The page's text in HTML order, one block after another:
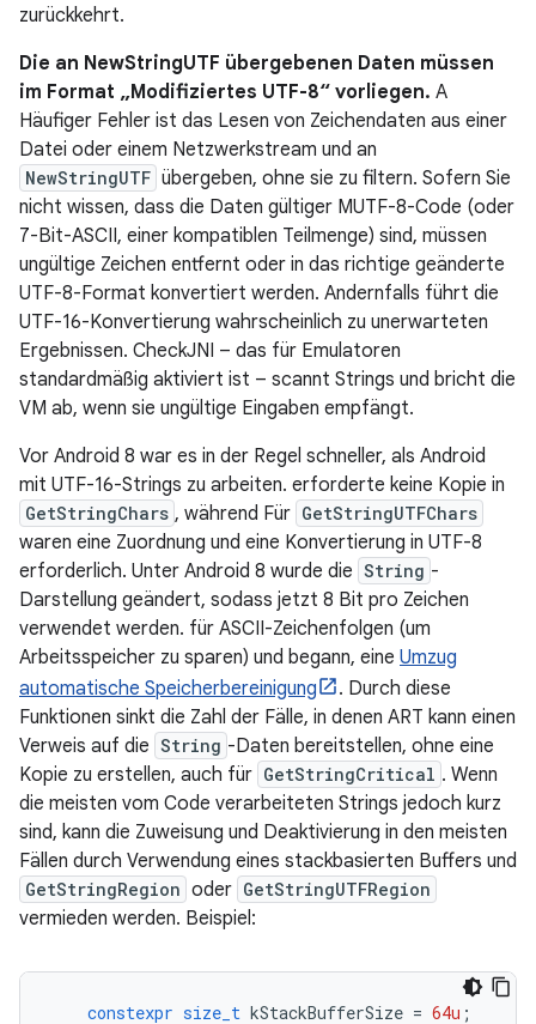
zurückkehrt.
Die an NewStringUTF übergebenen Daten müssen
im Format „Modifiziertes UTF-8“ vorliegen. A
Häufiger Fehler ist das Lesen von Zeichendaten aus einer
Datei oder einem Netzwerkstream und an
NewStringUTF übergeben, ohne sie zu filtern. Sofern Sie
nicht wissen, dass die Daten gültiger MUTF-8-Code (oder
7-Bit-ASCII, einer kompatiblen Teilmenge) sind, müssen
ungültige Zeichen entfernt oder in das richtige geänderte
UTF-8-Format konvertiert werden. Andernfalls führt die
UTF-16-Konvertierung wahrscheinlich zu unerwarteten
Ergebnissen. CheckJNI – das für Emulatoren
standardmäßig aktiviert ist – scannt Strings und bricht die
VM ab, wenn sie ungültige Eingaben empfängt.
Vor Android 8 war es in der Regel schneller, als Android
mit UTF-16-Strings zu arbeiten. erforderte keine Kopie in
GetStringChars , während Für GetStringUTFChars
waren eine Zuordnung und eine Konvertierung in UTF-8
erforderlich. Unter Android 8 wurde die String -
Darstellung geändert, sodass jetzt 8 Bit pro Zeichen
verwendet werden. für ASCII-Zeichenfolgen (um
Arbeitsspeicher zu sparen) und begann, eine Umzug
automatische Speicherbereinigung
. Durch diese
Funktionen sinkt die Zahl der Fälle, in denen ART kann einen
Verweis auf die String -Daten bereitstellen, ohne eine
Kopie zu erstellen, auch für GetStringCritical . Wenn
die meisten vom Code verarbeiteten Strings jedoch kurz
sind, kann die Zuweisung und Deaktivierung in den meisten
Fällen durch Verwendung eines stackbasierten Buffers und
GetStringRegion oder GetStringUTFRegion
vermieden werden. Beispiel:
constexpr size_t kStackBufferSize = 64u ;